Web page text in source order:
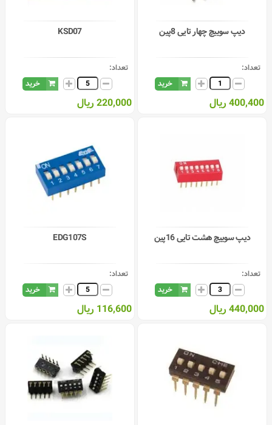
دیپ سوییچ چهار تایی 8پین
تعداد:
خرید
400,400 ریال
KSD07
تعداد:
خرید
220,000 ریال
دیپ سوییچ هشت تایی 16پین
تعداد:
خرید
440,000 ریال
EDG107S
تعداد:
خرید
116,600 ریال